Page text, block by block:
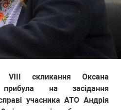
VIII скликання Оксана
на засідання
учасника АТО Андрія